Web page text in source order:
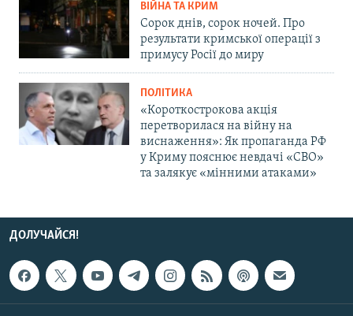
ВІЙНА ТА КРИМ
Сорок днів, сорок ночей. Про
результати кримської операції з
примусу Росії до миру
ПОЛІТИКА
«Короткострокова акція
перетворилася на війну на
виснаження»: Як пропаганда РФ
у Криму пояснює невдачі «СВО»
та залякує «мінними атаками»
ДОЛУЧАЙСЯ!